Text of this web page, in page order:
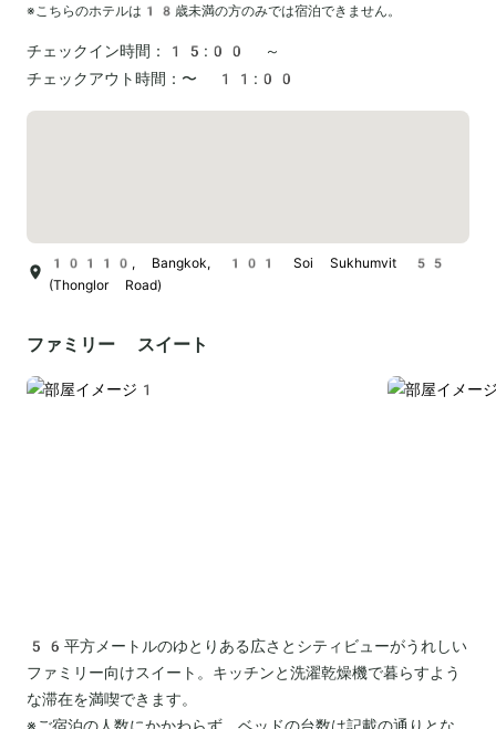
※こちらのホテルは 18 歳未満の方のみでは宿泊できません。
チェックイン時間：
15:00 ～
チェックアウト時間： 〜 11:00
10110, Bangkok, 101 Soi Sukhumvit 55
(Thonglor Road)
ファミリー スイート
56平方メートルのゆとりある広さとシティビューがうれしい
ファミリー向けスイート。キッチンと洗濯乾燥機で暮らすよう
な滞在を満喫できます。
※ご宿泊の人数にかかわらず、ベッドの台数は記載の通りとな